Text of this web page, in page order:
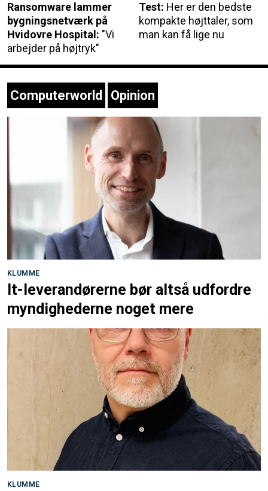
Ransomware lammer
bygningsnetværk på
Hvidovre Hospital: "Vi
arbejder på højtryk"
Test: Her er den bedste
kompakte højttaler, som
man kan få lige nu
Computerworld Opinion
KLUMME
It-leverandørerne bør altså udfordre
myndighederne noget mere
KLUMME